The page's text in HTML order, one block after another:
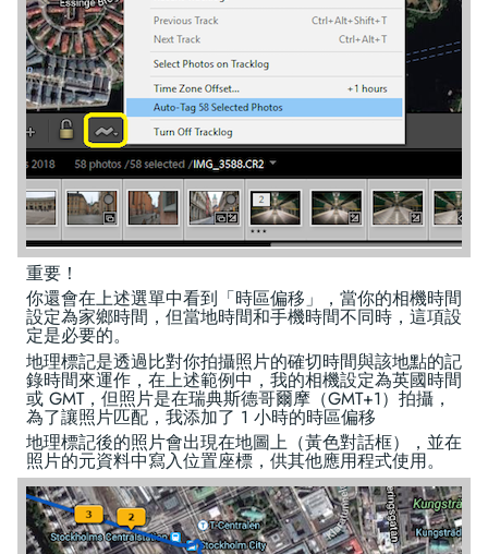
重要！
你還會在上述選單中看到「時區偏移」，當你的相機時間
設定為家鄉時間，但當地時間和手機時間不同時，這項設
定是必要的。
地理標記是透過比對你拍攝照片的確切時間與該地點的記
錄時間來運作，在上述範例中，我的相機設定為英國時間
或 GMT，但照片是在瑞典斯德哥爾摩（GMT+1）拍攝，
為了讓照片匹配，我添加了 1 小時的時區偏移
地理標記後的照片會出現在地圖上（黃色對話框），並在
照片的元資料中寫入位置座標，供其他應用程式使用。